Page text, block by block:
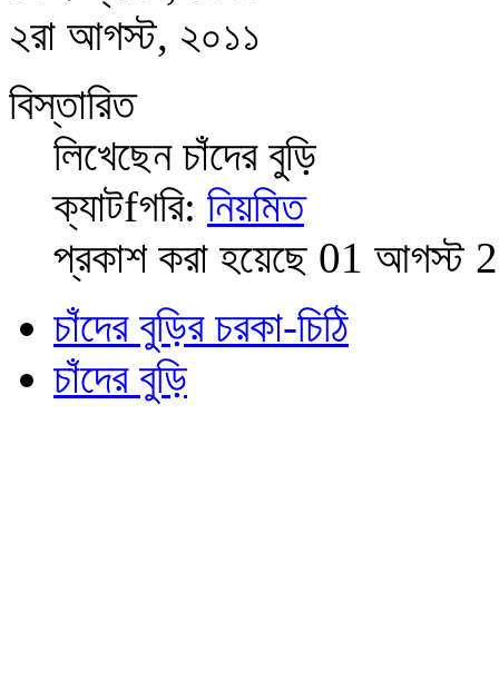
২রা আগস্ট, ২০১১
বিস্তারিত
লিখেছেন চাঁদের বুড়ি
ক্যাটfগরি: নিয়মিত
প্রকাশ করা হয়েছে 01 আগস্ট
চাঁদের বুড়ির চরকা-চিঠি
চাঁদের বুড়ি